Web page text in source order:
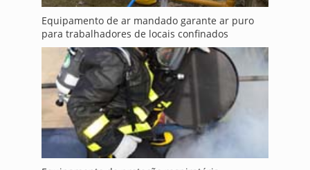
Equipamento de ar mandado garante ar puro
para trabalhadores de locais confinados